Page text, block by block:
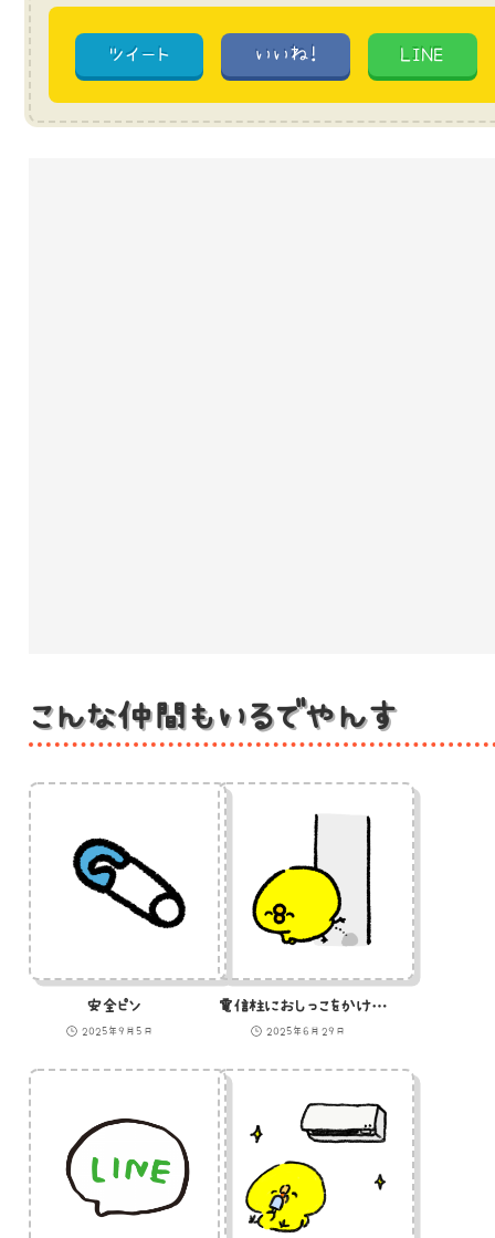
ツイート いいね! LINE
こんな仲間もいるでやんす
安全ピン
2025年9月5日
電信柱におしっこをかけるひよこ
2025年6月29日